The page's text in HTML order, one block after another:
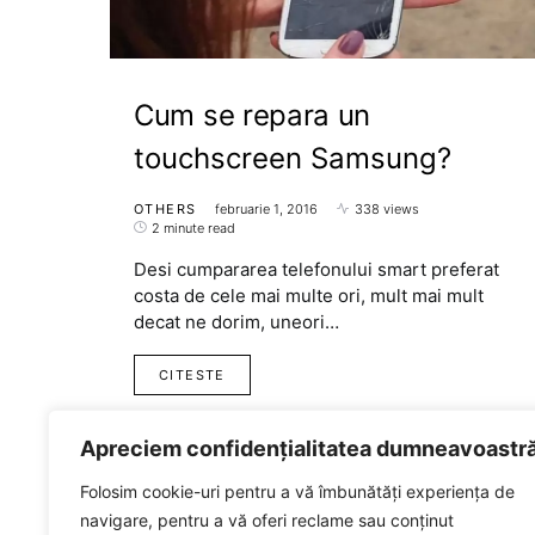
Apreciem confidențialitatea
Folosim cookie-uri pentru a vă îmbunătăți experiența de
navigare, pentru a vă oferi reclame sau conținut
Cum se repara un
touchscreen Samsung?
OTHERS februarie 1, 2016
338 views
2 minute read
Desi cumpararea telefonului smart preferat
costa de cele mai multe ori, mult mai mult
decat ne dorim, uneori…
CITESTE